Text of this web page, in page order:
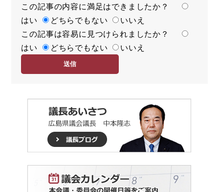
満
足
度
この記事の内容に満足はできましたか？
はい
どちらでもない
いいえ
容
易
この記事は容易に見つけられましたか？
はい
どちらでもない いいえ